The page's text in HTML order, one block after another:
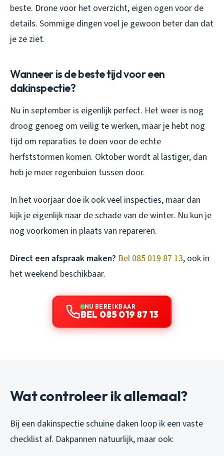
beste. Drone voor het overzicht, eigen ogen voor de
details. Sommige dingen voel je gewoon beter dan dat
je ze ziet.
Wanneer is de beste tijd voor een
dakinspectie?
Nu in september is eigenlijk perfect. Het weer is nog
droog genoeg om veilig te werken, maar je hebt nog
tijd om reparaties te doen voor de echte
herfststormen komen. Oktober wordt al lastiger, dan
heb je meer regenbuien tussen door.
In het voorjaar doe ik ook veel inspecties, maar dan
kijk je eigenlijk naar de schade van de winter. Nu kun je
nog voorkomen in plaats van repareren.
Direct een afspraak maken? Bel 085 019 87 13, ook in
het weekend beschikbaar.
NU BEREIKBAAR
BEL 085 019 87 13
Wat controleer ik allemaal?
Bij een dakinspectie schuine daken loop ik een vaste
checklist af. Dakpannen natuurlijk, maar ook: